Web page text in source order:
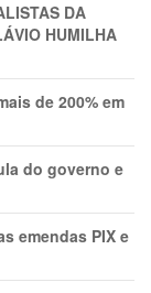
DA
HUMILHA
de 200% em
do governo e
emendas PIX e